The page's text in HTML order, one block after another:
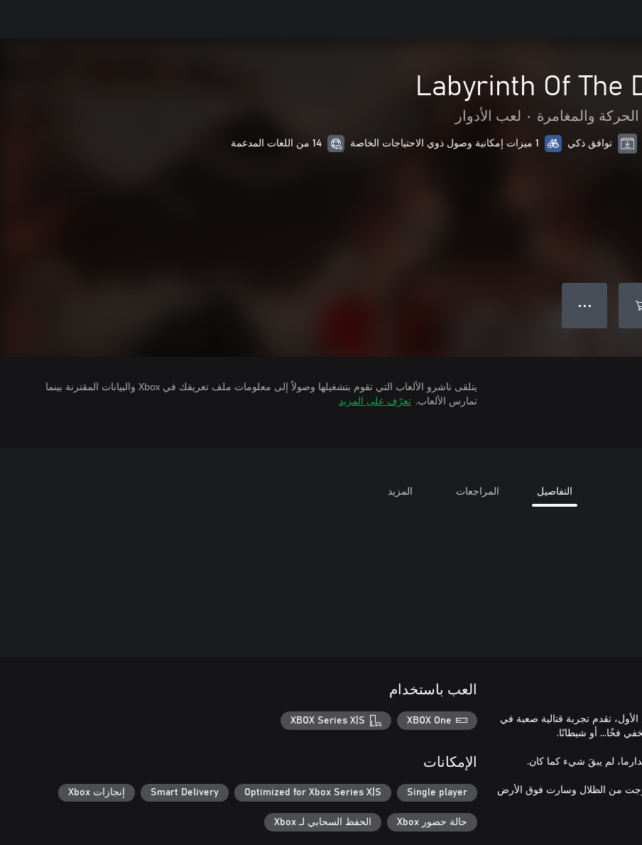
Labyrinth Of The
الحركة والمغامرة • لعب الأدوار
توافق ذكي 1 ميزات إمكانية وصول ذوي الاحتياجات الخاصة 14 من اللغات المدعمة
● ● ●
يتلقى ناشرو الألعاب التي تقوم بتشغيلها وصولاً إلى معلومات ملف تعريفك في Xbox والبيانات المقترنة بينما
تمارس الألعاب. تعرّف على المزيد
التفاصيل المراجعات المزيد
تقدم تجربة قتالية صعبة في
من الظلال وسارت فوق الأرض
العب باستخدام
XBOX One
XBOX Series X|S
الإمكانات
Single player
Optimized for Xbox Series X|S
Smart Delivery إنجازات Xbox
حالة حضور Xbox الحفظ السحابي لـ Xbox